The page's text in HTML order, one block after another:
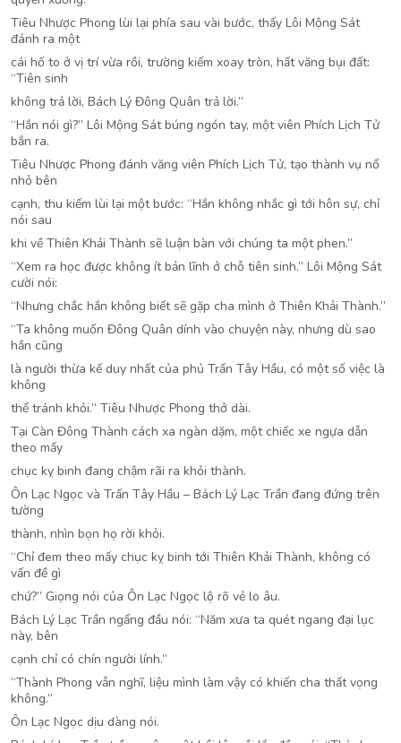
Tiêu Nhược Phong lùi lại phía sau vài bước, thấy Lôi Mộng Sát
đánh ra một
cái hố to ở vị trí vừa rồi, trường kiếm xoay tròn, hất văng bụi đất:
“Tiên sinh
không trả lời, Bách Lý Đông Quân trả lời.”
“Hắn nói gì?” Lôi Mộng Sát búng ngón tay, một viên Phích Lịch Tử
bắn ra.
Tiêu Nhược Phong đánh văng viên Phích Lịch Tử, tạo thành vụ nổ
nhỏ bên
cạnh, thu kiếm lùi lại một bước: “Hắn không nhắc gì tới hôn sự, chỉ
nói sau
khi về Thiên Khải Thành sẽ luận bàn với chúng ta một phen.”
“Xem ra học được không ít bản lĩnh ở chỗ tiên sinh.” Lôi Mộng Sát
cười nói:
“Nhưng chắc hắn không biết sẽ gặp cha mình ở Thiên Khải Thành.”
“Ta không muốn Đông Quân dính vào chuyện này, nhưng dù sao
hắn cũng
là người thừa kế duy nhất của phủ Trấn Tây Hầu, có một số việc là
không
thể tránh khỏi.” Tiêu Nhược Phong thở dài.
Tại Càn Đông Thành cách xa ngàn dặm, một chiếc xe ngựa dẫn
theo mấy
chục kỵ binh đang chậm rãi ra khỏi thành.
Ôn Lạc Ngọc và Trấn Tây Hầu – Bách Lý Lạc Trần đang đứng trên
tường
thành, nhìn bọn họ rời khỏi.
“Chỉ đem theo mấy chục kỵ binh tới Thiên Khải Thành, không có
vấn đề gì
chứ?” Giọng nói của Ôn Lạc Ngọc lộ rõ vẻ lo âu.
Bách Lý Lạc Trần ngẩng đầu nói: “Năm xưa ta quét ngang đại lục
này, bên
cạnh chỉ có chín người lính.”
“Thành Phong vẫn nghĩ, liệu mình làm vậy có khiến cha thất vọng
không.”
Ôn Lạc Ngọc dịu dàng nói.